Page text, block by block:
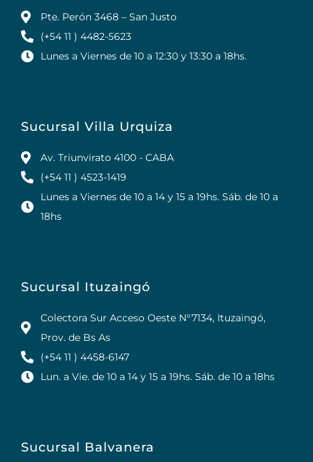
Pte. Perón 3468 – San Justo
(+54 11 ) 4482-5623
Lunes a Viernes de 10 a 12:30 y 13:30 a 18hs.
Sucursal Villa Urquiza
Av. Triunvirato 4100 - CABA
(+54 11 ) 4523-1419
Lunes a Viernes de 10 a 14 y 15 a 19hs. Sáb. de 10 a
18hs
Sucursal Ituzaingó
Colectora Sur Acceso Oeste N°7134, Ituzaingó,
Prov. de Bs As
(+54 11 ) 4458-6147
Lun. a Vie. de 10 a 14 y 15 a 19hs. Sáb. de 10 a 18hs
Sucursal Balvanera